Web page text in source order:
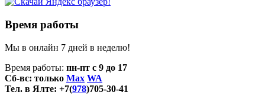
Время работы
Мы в онлайн 7 дней в неделю!
Время работы: пн-пт с 9 до 17
Сб-вс: только Max WA
Тел. в Ялте: +7(978)705-30-41